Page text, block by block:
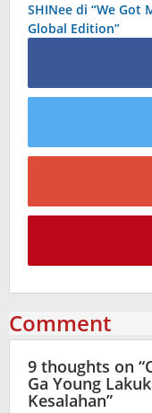
SHINee di “We Got
Global Edition”
Comment
9 thoughts on “
Ga Young
Kesalahan”